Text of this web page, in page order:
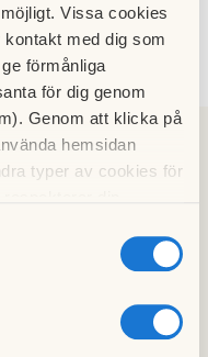
Vissa cookies
med dig som
förmånliga
för dig genom
Genom att klicka på
hemsidan
typer av cookies för
urval.
Vi hjälps åt
och tryggt boende.
riktlinjer för